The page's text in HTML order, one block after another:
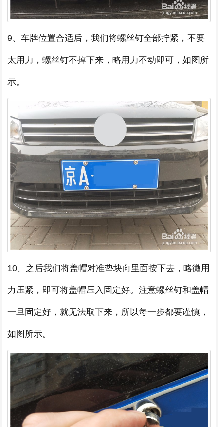
9、车牌位置合适后，我们将螺丝钉全部拧紧，不要
太用力，螺丝钉不掉下来，略用力不动即可，如图所
示。
10、之后我们将盖帽对准垫块向里面按下去，略微用
力压紧，即可将盖帽压入固定好。注意螺丝钉和盖帽
一旦固定好，就无法取下来，所以每一步都要谨慎，
如图所示。